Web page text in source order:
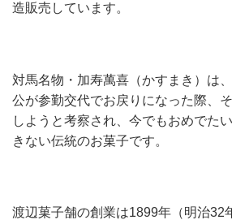
造販売しています。
対馬名物・加寿萬喜（かすまき）は
公が参勤交代でお戻りになった際、
しようと考察され、今でもおめでた
きない伝統のお菓子です。
渡辺菓子舗の創業は1899年（明治32